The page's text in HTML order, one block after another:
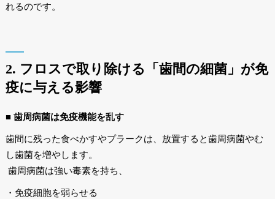
れるのです。
2. フロスで取り除ける「歯間の細菌」が免
疫に与える影響
■ 歯周病菌は免疫機能を乱す
歯間に残った食べかすやプラークは、放置すると歯周病菌やむ
し歯菌を増やします。
歯周病菌は強い毒素を持ち、
・免疫細胞を弱らせる